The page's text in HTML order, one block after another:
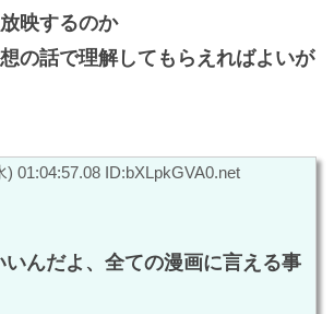
映するのか
の話で理解してもらえればよいが
) 01:04:57.08 ID:bXLpkGVA0.net
いんだよ、全ての漫画に言える事